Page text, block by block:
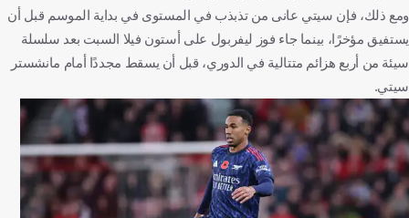
ومع ذلك، فإن سيتي عانى من تذبذب في المستوى في بداية الموسم قبل أن
يستفيق مؤخرًا، بينما جاء فوز ليفربول على أستون فيلا السبت بعد سلسلة
سيئة من أربع هزائم متتالية في الدوري، قبل أن يسقط مجددًا أمام مانشستر
سيتي.